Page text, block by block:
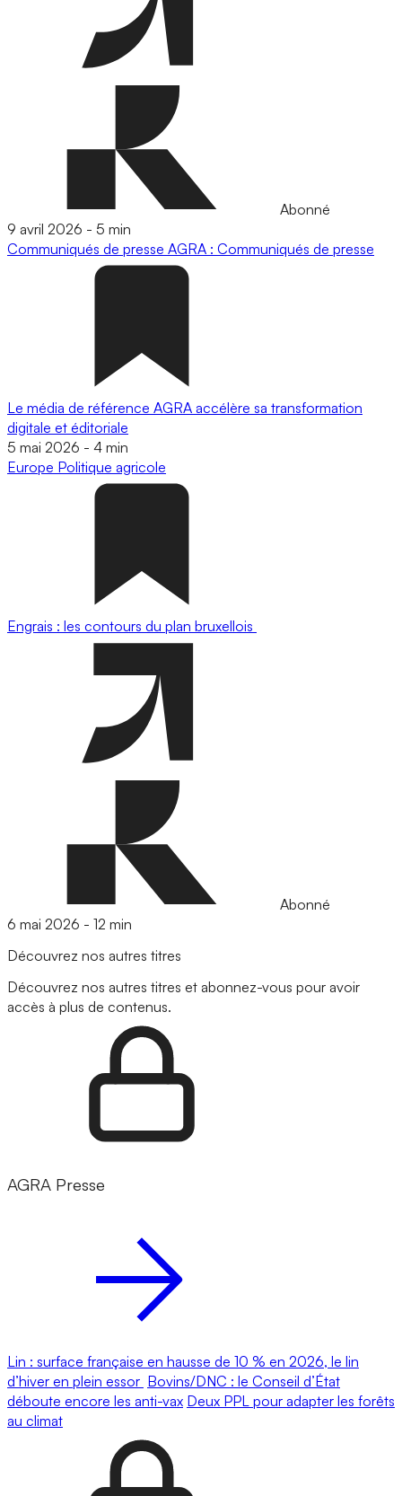
Abonné
9 avril 2026 - 5 min
Communiqués de presse AGRA : Communiqués de presse
Le média de référence AGRA accélère sa transformation
digitale et éditoriale
5 mai 2026 - 4 min
Europe Politique agricole
Engrais : les contours du plan bruxellois
Abonné
6 mai 2026 - 12 min
Découvrez nos autres titres
Découvrez nos autres titres et abonnez-vous pour avoir
accès à plus de contenus.
AGRA Presse
Lin : surface française en hausse de 10 % en 2026, le lin
d’hiver en plein essor Bovins/DNC : le Conseil d’État
déboute encore les anti-vax Deux PPL pour adapter les forêts
au climat